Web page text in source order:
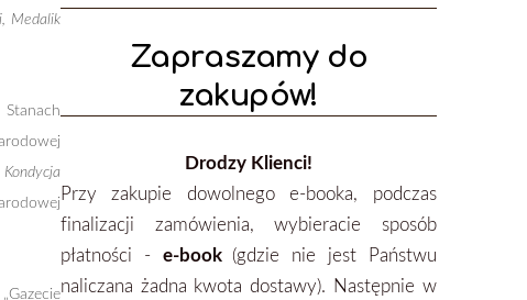
Zapraszamy do
zakupów!
Drodzy Klienci!
Przy zakupie dowolnego e-booka, podczas
finalizacji zamówienia, wybieracie sposób
płatności - e-book (gdzie nie jest Państwu
naliczana żadna kwota dostawy). Następnie w
Medalik
Kondycja